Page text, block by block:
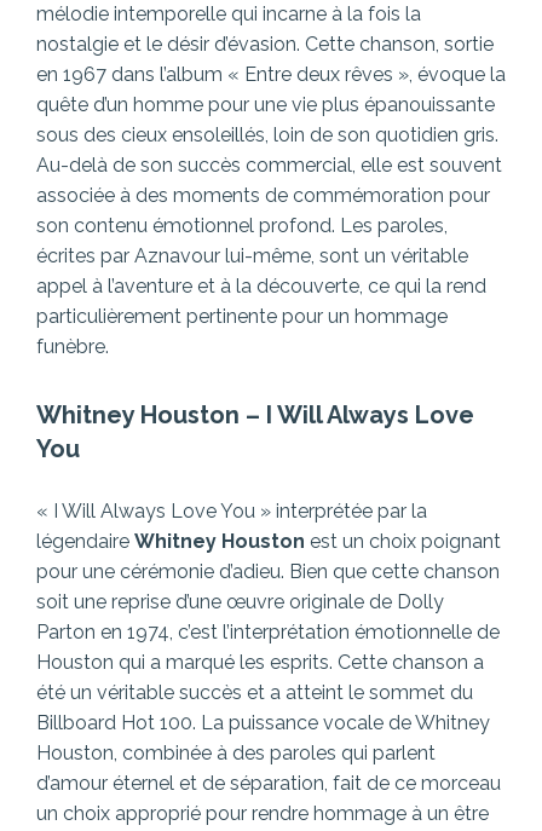
mélodie intemporelle qui incarne à la fois la
nostalgie et le désir d’évasion. Cette chanson, sortie
en 1967 dans l’album « Entre deux rêves », évoque la
quête d’un homme pour une vie plus épanouissante
sous des cieux ensoleillés, loin de son quotidien gris.
Au-delà de son succès commercial, elle est souvent
associée à des moments de commémoration pour
son contenu émotionnel profond. Les paroles,
écrites par Aznavour lui-même, sont un véritable
appel à l’aventure et à la découverte, ce qui la rend
particulièrement pertinente pour un hommage
funèbre.
Whitney Houston – I Will Always Love
You
« I Will Always Love You » interprétée par la
légendaire Whitney Houston est un choix poignant
pour une cérémonie d’adieu. Bien que cette chanson
soit une reprise d’une œuvre originale de Dolly
Parton en 1974, c’est l’interprétation émotionnelle de
Houston qui a marqué les esprits. Cette chanson a
été un véritable succès et a atteint le sommet du
Billboard Hot 100. La puissance vocale de Whitney
Houston, combinée à des paroles qui parlent
d’amour éternel et de séparation, fait de ce morceau
un choix approprié pour rendre hommage à un être